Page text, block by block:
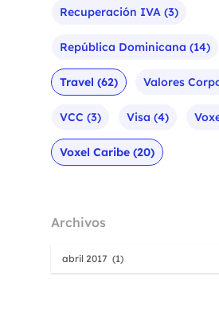
Recuperación IVA (3)
República Dominicana (14)
Travel (62) Valores
VCC (3) Visa (4)
Voxel Caribe (20)
Archivos